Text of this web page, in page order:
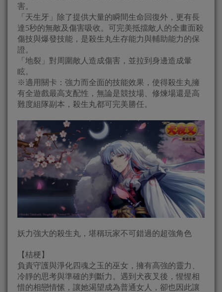
害。
「天生牙」除了提供大量的瞬間生命回復外，更有長
達5秒的無敵及傷害吸收。可完美抵擋敵人的全畫面殺
傷技與爆發技能，是殺生丸生存能力與輔助能力的保
證。
「地裂」對周圍敵人造成傷害，並拉到身邊造成暈
眩。
※適用關卡：強力而全面的技能效果，使得殺生丸擁
有全遊戲最高支配性，無論是競技場、修煉場還是高
難度組隊副本，殺生丸都可完美勝任。
妖力強大的殺生丸，堪稱玩家不可錯過的超強角色
【桔梗】
負責守護與淨化四魂之玉的巫女，擁有高強的靈力、
冷靜的思考與準確的判斷力。遇到犬夜叉後，惺惺相
惜的相戀情愫，讓她渴望成為普通女人，卻也因此讓